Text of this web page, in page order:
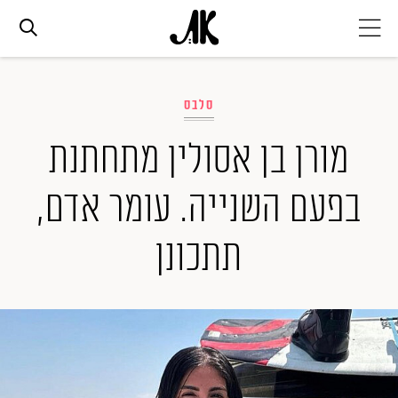
אופנה
ביוטי
סלבס
ערוצים נוספים
המגזין
סלבס
מורן בן אסולין מתחתנת
בפעם השנייה. עומר אדם,
תתכונן